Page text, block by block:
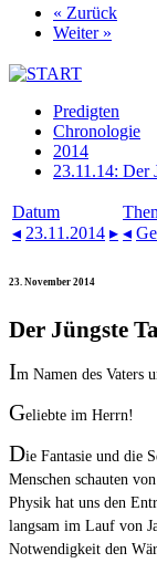
« Zurück
Weiter »
Predigten
Chronologie
2014
23.11.14: Der
Datum
◂ 23.11.2014 ▸ ◂
23. November 2014
Der Jüngste
Im Namen des Vaters
Geliebte im Herrn!
Die Fantasie und die
Menschen schauten
Physik hat uns den
langsam im Lauf von
Notwendigkeit den